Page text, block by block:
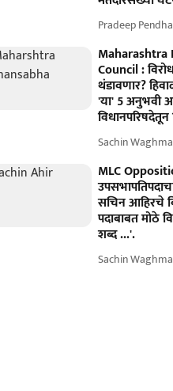
Pradeep
Maharashtra
Council :
थंडावणार?
'या' 5 अनुभवी
विधानपरिषदेतून
Sachin
MLC
सचिन आहिरचे
पदाबाबत मोठे
शब्द ...'.
Sachin